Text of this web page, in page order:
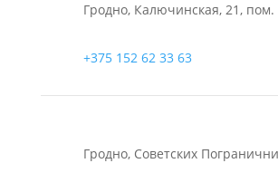
Гродно, Калючинская, 21, пом.
+375 152 62 33 63
Гродно, Советских